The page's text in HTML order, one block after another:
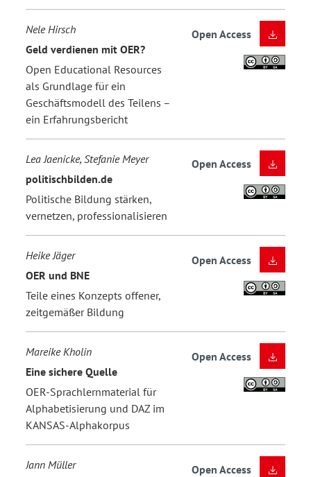
Nele Hirsch
Geld verdienen mit OER?
Open Educational Resources
als Grundlage für ein
Geschäftsmodell des Teilens –
ein Erfahrungsbericht
Open Access
Lea Jaenicke, Stefanie Meyer
politischbilden.de
Politische Bildung stärken,
vernetzen, professionalisieren
Open Access
Heike Jäger
OER und BNE
Teile eines Konzepts offener,
zeitgemäßer Bildung
Open Access
Mareike Kholin
Eine sichere Quelle
OER-Sprachlernmaterial für
Alphabetisierung und DAZ im
KANSAS-Alphakorpus
Open Access
Jann Müller Open Access